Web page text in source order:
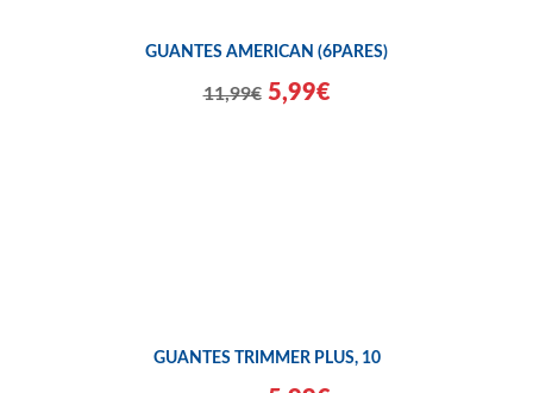
GUANTES AMERICAN (6PARES)
11,99€ 5,99€
GUANTES TRIMMER PLUS, 10